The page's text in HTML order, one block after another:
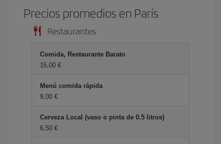
Precios promedios en París
Restaurantes
Comida, Restaurante Barato
15,00 €
Menú comida rápida
9,00 €
Cerveza Local (vaso o pinta de 0.5 litros)
6,50 €